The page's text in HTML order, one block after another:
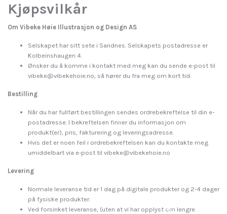
Kjøpsvilkår
Om Vibeke Høie Illustrasjon og Design AS
Selskapet har sitt sete i Sandnes. Selskapets postadresse er
Kolbeinshaugen 4.
Ønsker du å komme i kontakt med meg kan du sende e-post til
vibeke@vibekehoie.no, så hører du fra meg om kort tid.
Bestilling
Når du har fullført bestillingen sendes ordrebekreftelse til din e-
postadresse. I bekreftelsen finner du informasjon om
produkt(er), pris, fakturering og leveringsadresse.
Hvis det er noen feil i ordrebekreftelsen kan du kontakte meg
umiddelbart via e-post til vibeke@vibekehoie.no
Levering
Normale leveranse tid er 1 dag på digitale produkter og 2-4 dager
på fysiske produkter.
Ved forsinket leveranse, (uten at vi har opplyst om lengre